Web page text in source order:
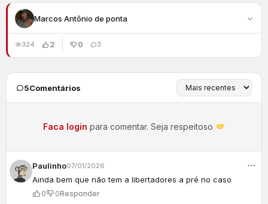
Marcos Antônio de ponta
324 2 0 3
5Comentários
Faca login para comentar. Seja respeitoso
Paulinho07/01/2026
Ainda bem que não tem a libertadores a pré no caso
0 0Responder